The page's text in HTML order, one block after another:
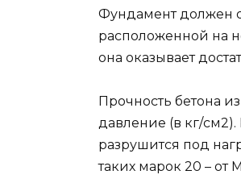
Фундамент должен
расположенной на
она оказывает
Прочность бетона
давление (в кг/
разрушится под
таких марок 20 – от